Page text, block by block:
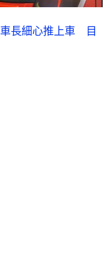
長細心推上車 目